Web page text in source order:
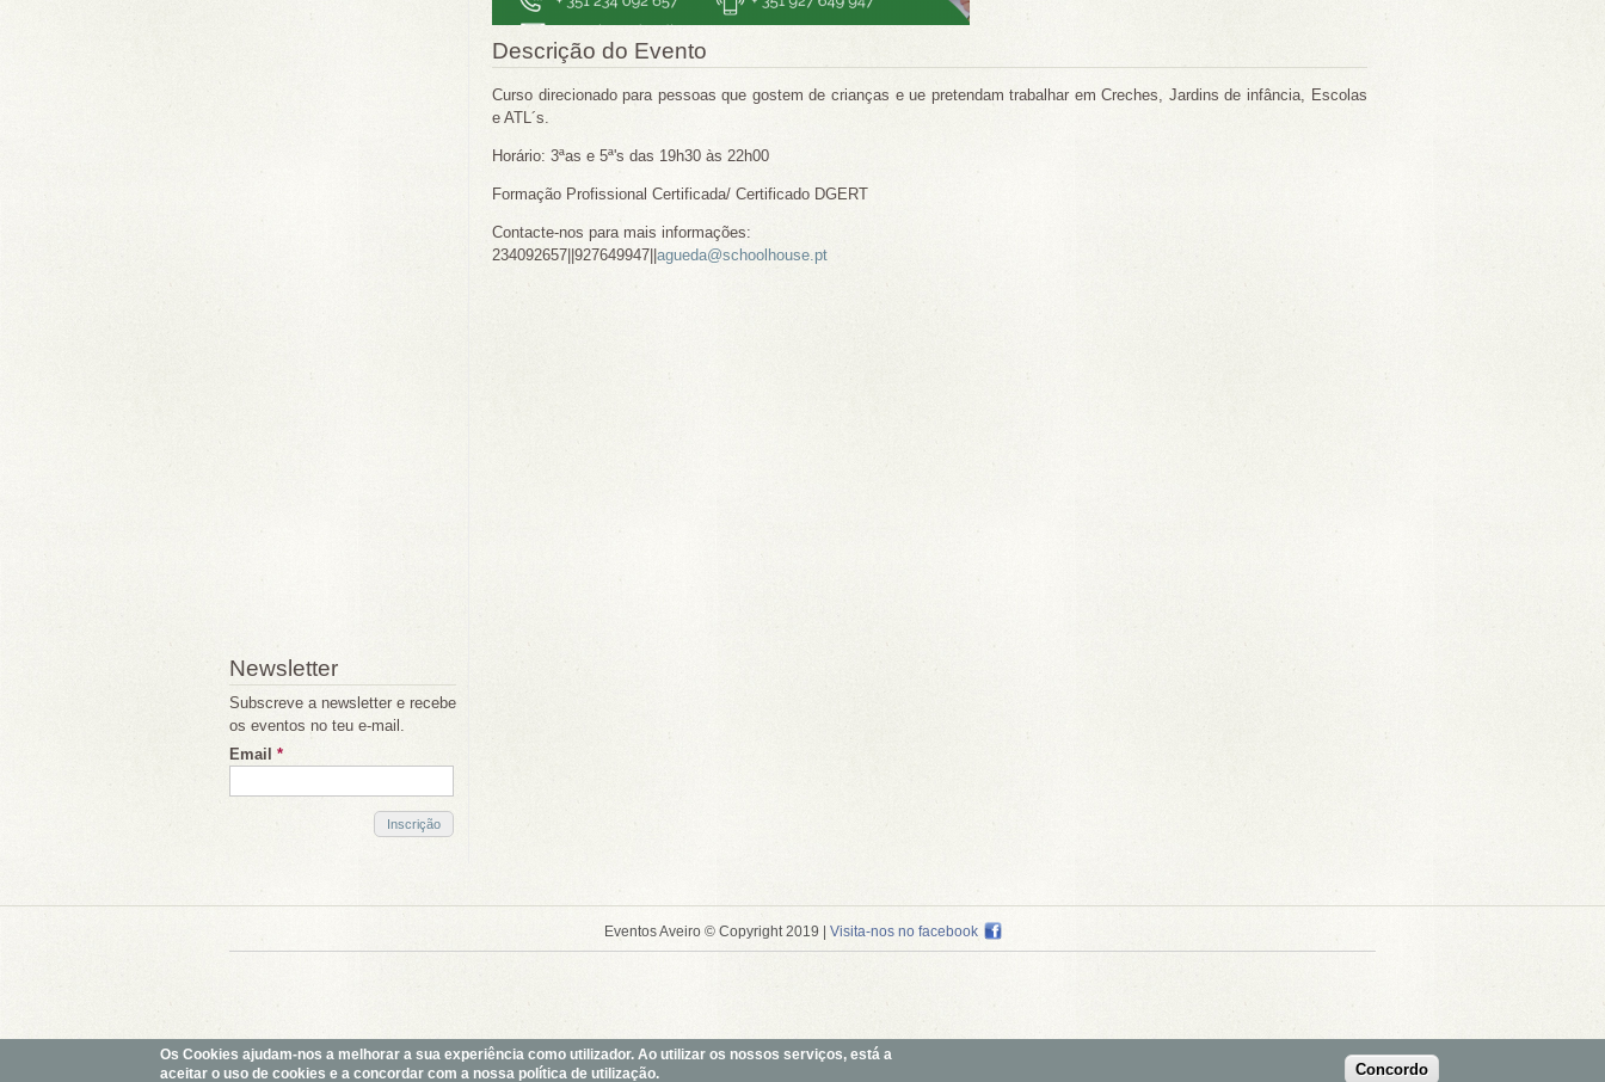
Newsletter
Subscreve a newsletter e recebe
os eventos no teu e-mail.
Email *
Descrição do Evento
Curso direcionado para pessoas que gostem de crianças e ue pretendam trabalhar em Creches, Jardins de infância, Escolas
e ATL´s.
Horário: 3ªas e 5ª's das 19h30 às 22h00
Formação Profissional Certificada/ Certificado DGERT
Contacte-nos para mais informações:
234092657||927649947||agueda@schoolhouse.pt
Eventos Aveiro © Copyright 2019 | Visita-nos no facebook
Os Cookies ajudam-nos a melhorar a sua experiência como utilizador. Ao utilizar os nossos serviços, está a
aceitar o uso de cookies e a concordar com a nossa política de utilização.
Concordo